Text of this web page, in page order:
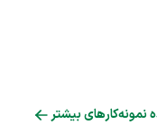
نمونه‌کارهای بیشتر